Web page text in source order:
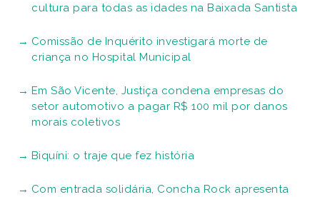
cultura para todas as idades na Baixada Santista
Comissão de Inquérito investigará morte de
criança no Hospital Municipal
Em São Vicente, Justiça condena empresas do
setor automotivo a pagar R$ 100 mil por danos
morais coletivos
Biquíni: o traje que fez história
Com entrada solidária, Concha Rock apresenta